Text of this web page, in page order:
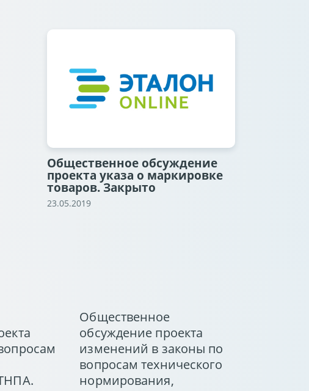
Общественное обсуждение
проекта указа о маркировке
товаров. Закрыто
23.05.2019
Общественное
обсуждение проекта
изменений в законы по
вопросам технического
нормирования,